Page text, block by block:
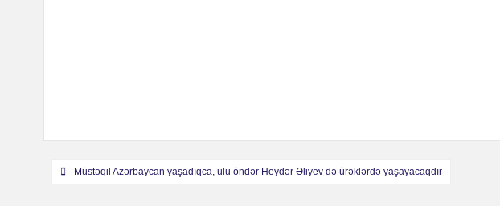
Müstəqil Azərbaycan yaşadıqca, ulu öndər Heydər Əliyev də ürəklərdə yaşayacaqdır
Навигация
Müstəqil Azərbaycan yaşadıqca, ulu öndər Heydər Əliyev də ürəklərdə yaşayacaqdır